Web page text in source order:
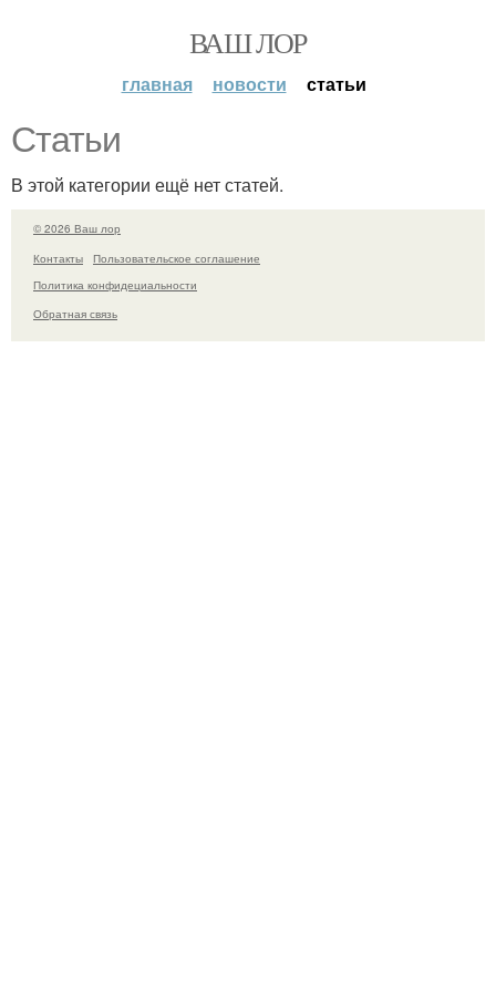
ВАШ ЛОР
главная новости статьи
Статьи
В этой категории ещё нет статей.
© 2026 Ваш лор
Контакты
Пользовательское соглашение
Политика конфидециальности
Обратная связь